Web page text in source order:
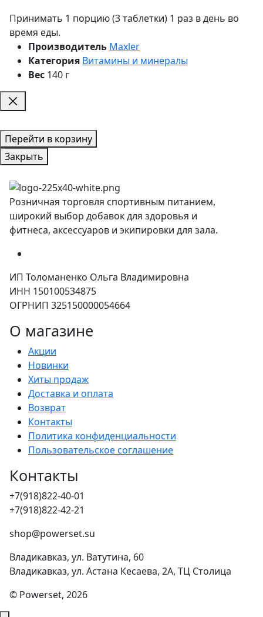
Принимать 1 порцию (3 таблетки) 1 раз в день во
время еды.
Производитель Maxler
Категория Витамины и минералы
Вес 140 г
Перейти в корзину
Закрыть
Розничная торговля спортивным питанием,
широкий выбор добавок для здоровья и
фитнеса, аксессуаров и экипировки для зала.
ИП Толоманенко Ольга Владимировна
ИНН 150100534875
ОГРНИП 325150000054664
О магазине
Акции
Новинки
Хиты продаж
Доставка и оплата
Возврат
Контакты
Политика конфиденциальности
Пользовательское соглашение
Контакты
+7(918)822-40-01
+7(918)822-42-21
shop@powerset.su
Владикавказ, ул. Ватутина, 60
Владикавказ, ул. Астана Кесаева, 2А, ТЦ Столица
© Powerset, 2026